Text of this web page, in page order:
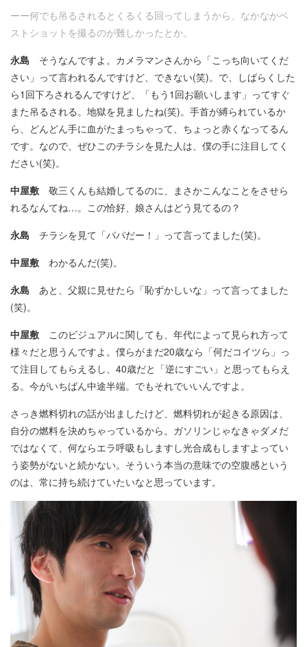
ーー何でも吊るされるとくるくる回ってしまうから、なかなかベ
ストショットを撮るのが難しかったとか。
永島 そうなんですよ。カメラマンさんから「こっち向いてくだ
さい」って言われるんですけど、できない(笑)。で、しばらくした
ら1回下ろされるんですけど、「もう1回お願いします」ってすぐ
また吊るされる。地獄を見ましたね(笑)。手首が縛られているか
ら、どんどん手に血がたまっちゃって、ちょっと赤くなってるん
です。なので、ぜひこのチラシを見た人は、僕の手に注目してく
ださい(笑)。
中屋敷 敬三くんも結婚してるのに、まさかこんなことをさせら
れるなんてね…。この恰好、娘さんはどう見てるの？
永島 チラシを見て「パパだー！」って言ってました(笑)。
中屋敷 わかるんだ(笑)。
永島 あと、父親に見せたら「恥ずかしいな」って言ってました
(笑)。
中屋敷 このビジュアルに関しても、年代によって見られ方って
様々だと思うんですよ。僕らがまだ20歳なら「何だコイツら」っ
て注目してもらえるし、40歳だと「逆にすごい」と思ってもらえ
る。今がいちばん中途半端。でもそれでいいんですよ。
さっき燃料切れの話が出ましたけど、燃料切れが起きる原因は、
自分の燃料を決めちゃっているから。ガソリンじゃなきゃダメだ
ではなくて、何ならエラ呼吸もしますし光合成もしますよってい
う姿勢がないと続かない。そういう本当の意味での空腹感という
のは、常に持ち続けていたいなと思っています。